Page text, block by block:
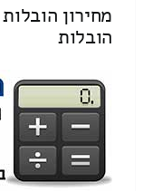
מחירון
הובלות